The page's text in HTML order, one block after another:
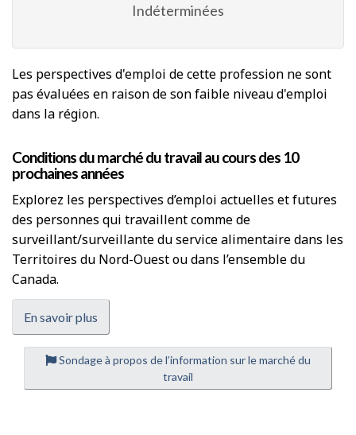
Indéterminées
Les perspectives d'emploi de cette profession ne sont
pas évaluées en raison de son faible niveau d'emploi
dans la région.
Conditions du marché du travail au cours des 10
prochaines années
Explorez les perspectives d’emploi actuelles et futures
des personnes qui travaillent comme de
surveillant/surveillante du service alimentaire dans les
Territoires du Nord-Ouest ou dans l’ensemble du
Canada.
En savoir plus
Sondage à propos de l’information sur le marché du
travail